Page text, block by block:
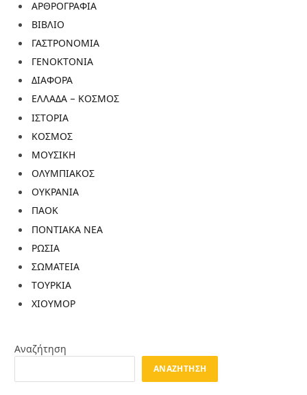
ΑΡΘΡΟΓΡΑΦΙΑ
ΒΙΒΛΙΟ
ΓΑΣΤΡΟΝΟΜΙΑ
ΓΕΝΟΚΤΟΝΙΑ
ΔΙΑΦΟΡΑ
ΕΛΛΑΔΑ – ΚΟΣΜΟΣ
ΙΣΤΟΡΙΑ
ΚΟΣΜΟΣ
ΜΟΥΣΙΚΗ
ΟΛΥΜΠΙΑΚΟΣ
ΟΥΚΡΑΝΙΑ
ΠΑΟΚ
ΠΟΝΤΙΑΚΑ ΝΕΑ
ΡΩΣΙΑ
ΣΩΜΑΤΕΙΑ
ΤΟΥΡΚΙΑ
ΧΙΟΥΜΟΡ
Αναζήτηση
ΑΝΑΖΉΤΗΣΗ